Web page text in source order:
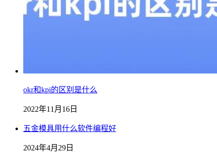
okr和kpi的区别是什么
2022年11月16日
五金模具用什么软件编程好
2024年4月29日